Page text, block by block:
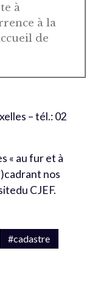
à
à la
de
– tél.: 02
« au fur et à
nos
CJEF.
#cadastre